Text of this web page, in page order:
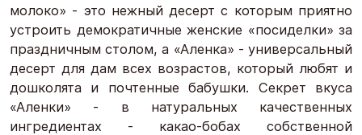
молоко» - это нежный десерт с которым приятно
устроить демократичные женские «посиделки» за
праздничным столом, а «Аленка» - универсальный
десерт для дам всех возрастов, который любят и
дошколята и почтенные бабушки. Секрет вкуса
«Аленки» - в натуральных качественных
ингредиентах - какао-бобах собственной